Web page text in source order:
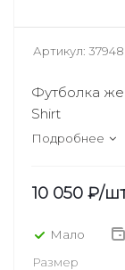
Артикул: 37948
Футболка
Shirt
Подробнее
10 050 ₽/
Мало
Размер